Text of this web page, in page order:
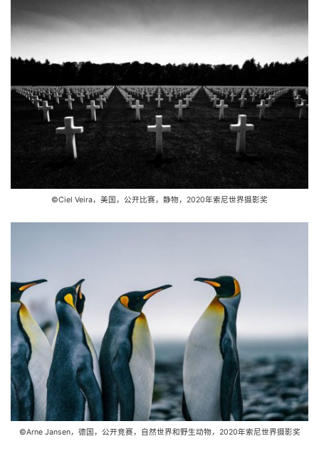
©Ciel Veira，美国，公开比赛，静物，2020年索尼世界摄影奖
©Arne Jansen，德国，公开竞赛，自然世界和野生动物，2020年索尼世界摄影奖